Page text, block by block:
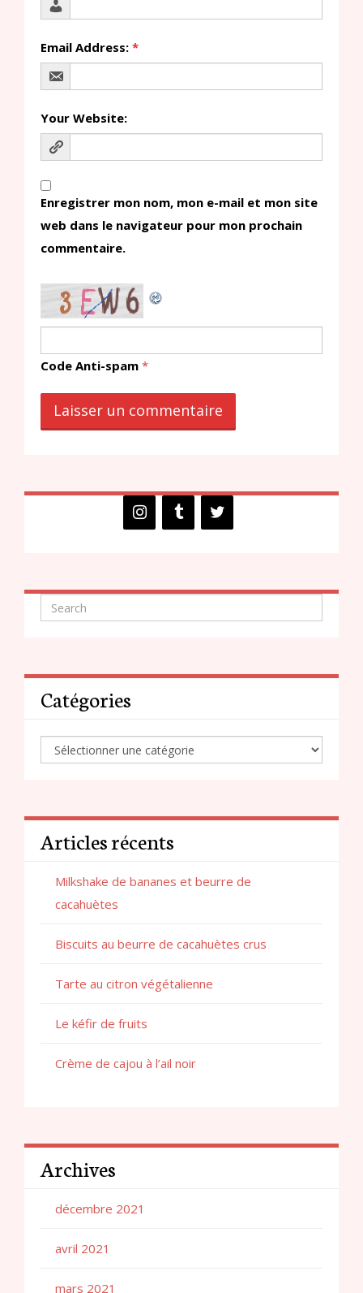
Email Address: *
Your Website:
Enregistrer mon nom, mon e-mail et mon site
web dans le navigateur pour mon prochain
commentaire.
Code Anti-spam *
Catégories
Articles récents
Milkshake de bananes et beurre de
cacahuètes
Biscuits au beurre de cacahuètes crus
Tarte au citron végétalienne
Le kéfir de fruits
Crème de cajou à l’ail noir
Archives
décembre 2021
avril 2021
mars 2021